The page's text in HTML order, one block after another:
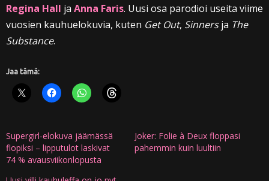
Regina Hall ja Anna Faris. Uusi osa parodioi useita viime
vuosien kauhuelokuvia, kuten Get Out, Sinnersja The
Substance.
Jaa tämä:
Supergirl-elokuva jäämässä
flopiksi – lipputulot laskivat
74 % avausviikonlopusta
Joker: Folie à Deux floppasi
pahemmin kuin luultiin